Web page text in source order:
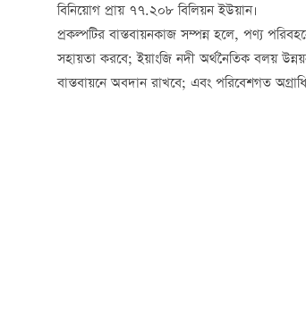
বিনিয়োগ প্রায় ৭৭.২০৮ বিলিয়ন ইউয়ান।
প্রকল্পটির বাস্তবায়নকাজ সম্পন্ন হলে, পণ্য
সহায়তা করবে; ইয়াংজি নদী অর্থনৈতিক বলয়
বাস্তবায়নে অবদান রাখবে; এবং পরিবেশগত